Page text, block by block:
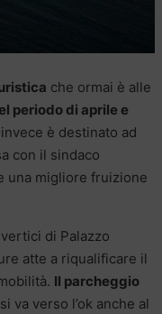
che ormai è alle
periodo di aprile e
è destinato ad
con il sindaco
una migliore fruizione
di Palazzo
atte a riqualificare il
Il parcheggio
va verso l’ok anche al